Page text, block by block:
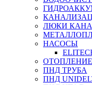
ЛЮКИ
НАСОСЫ
ОТОПЛЕНИЕ
ПНД ТРУБА
ПНД